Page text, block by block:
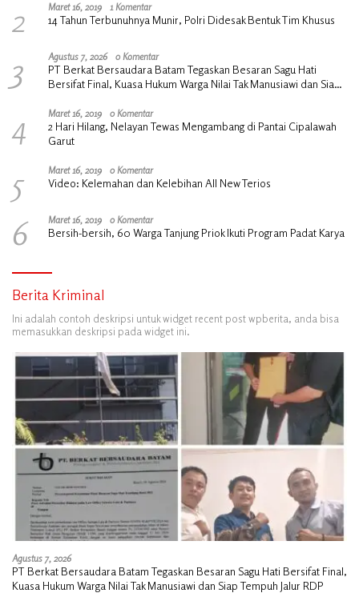
2 Maret 16, 2019 1 Komentar
14 Tahun Terbunuhnya Munir, Polri Didesak Bentuk Tim Khusus
3 Agustus 7, 2026 0 Komentar
PT Berkat Bersaudara Batam Tegaskan Besaran Sagu Hati
Bersifat Final, Kuasa Hukum Warga Nilai Tak Manusiawi dan Siap
4 Maret 16, 2019 0 Komentar
2 Hari Hilang, Nelayan Tewas Mengambang di Pantai Cipalawah
Garut
5 Maret 16, 2019 0 Komentar
Video: Kelemahan dan Kelebihan All New Terios
6 Maret 16, 2019 0 Komentar
Bersih-bersih, 60 Warga Tanjung Priok Ikuti Program Padat Karya
Berita Kriminal
Ini adalah contoh deskripsi untuk widget recent post wpberita, anda bisa
memasukkan deskripsi pada widget ini.
Agustus 7, 2026
PT Berkat Bersaudara Batam Tegaskan Besaran Sagu Hati Bersifat Final,
Kuasa Hukum Warga Nilai Tak Manusiawi dan Siap Tempuh Jalur RDP